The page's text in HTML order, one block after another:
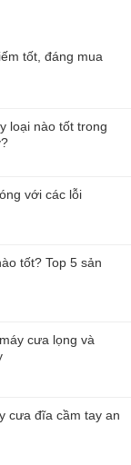
tốt, đáng mua
loại nào tốt trong
với các lỗi
tốt? Top 5 sản
cưa lọng và
cưa đĩa cầm tay an